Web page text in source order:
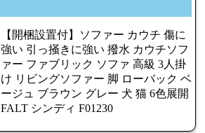
【開梱設置付】ソファー カウチ 傷に
強い 引っ掻きに強い 撥水 カウチソフ
ァー ファブリック ソファ 高級 3人掛
け リビングソファー 脚 ローバック ベ
ージュ ブラウン グレー 犬 猫 6色展開
FALT シンディ F01230